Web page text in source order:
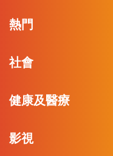
熱門
社會
健康及醫療
影視